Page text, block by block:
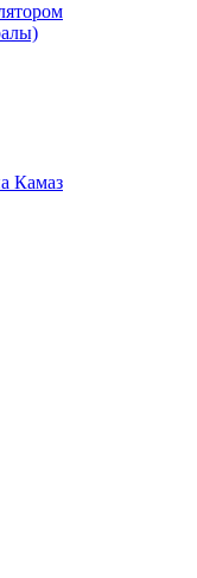
Камаз